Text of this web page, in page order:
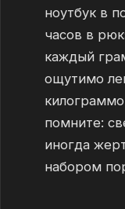
ноутбук в
часов в
каждый
ощутимо
помните:
иногда
набором